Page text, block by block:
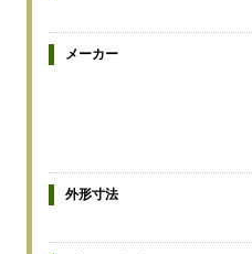
メーカー
外形寸法